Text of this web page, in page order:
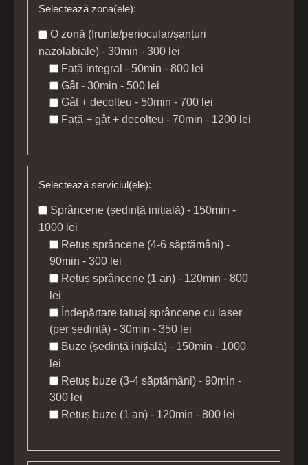
Selectează zona(ele):
O zonă (frunte/periocular/șanțuri
nazolabiale) - 30min - 300 lei
Față integral - 50min - 800 lei
Gât - 30min - 500 lei
Gât + decolteu - 50min - 700 lei
Față + gât + decolteu - 70min - 1200 lei
Selectează serviciul(ele):
Sprâncene (ședință inițială) - 150min -
1000 lei
Retuș sprâncene (4-6 săptămâni) -
90min - 300 lei
Retuș sprâncene (1 an) - 120min - 800
lei
Îndepărtare tatuaj sprâncene cu laser
(per ședință) - 30min - 350 lei
Buze (ședință inițială) - 150min - 1000
lei
Retuș buze (3-4 săptămâni) - 90min -
300 lei
Retuș buze (1 an) - 120min - 800 lei